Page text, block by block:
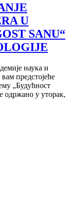
U
SANU“
наука и
предстојеће
„Будућност
одржано у уторак,